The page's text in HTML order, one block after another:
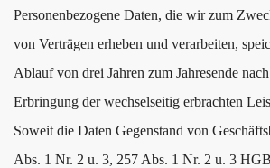
Personenbezogene Daten, die wir zum
von Verträgen erheben und verarbeiten,
Ablauf von drei Jahren zum Jahresende
Erbringung der wechselseitig erbrachten
Soweit die Daten Gegenstand von
Abs. 1 Nr. 2 u. 3, 257 Abs. 1 Nr. 2 u. 3